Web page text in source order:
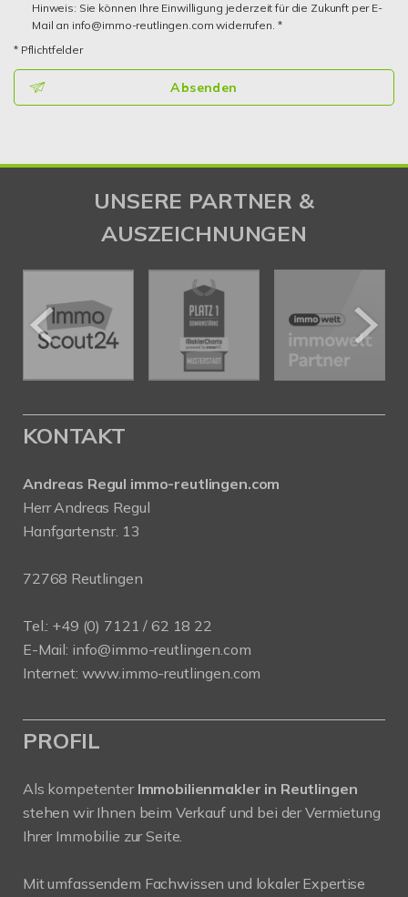
Hinweis: Sie können Ihre Einwilligung jederzeit für die Zukunft per E-
Mail an info@immo-reutlingen.com widerrufen. *
* Pflichtfelder
Absenden
UNSERE PARTNER &
AUSZEICHNUNGEN
KONTAKT
Andreas Regul immo-reutlingen.com
Herr Andreas Regul
Hanfgartenstr. 13
72768 Reutlingen
Tel.: +49 (0) 7121 / 62 18 22
E-Mail: info@immo-reutlingen.com
Internet: www.immo-reutlingen.com
PROFIL
Als kompetenter Immobilienmakler in Reutlingen
stehen wir Ihnen beim Verkauf und bei der Vermietung
Ihrer Immobilie zur Seite.
Mit umfassendem Fachwissen und lokaler Expertise